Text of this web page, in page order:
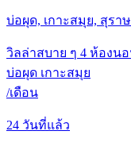
บ่อผุด, เกาะสมุย, สุรา
วิลล่าสบาย ๆ 4 ห้องน
บ่อผุด เกาะสมุย
/เดือน
24 วันที่แล้ว